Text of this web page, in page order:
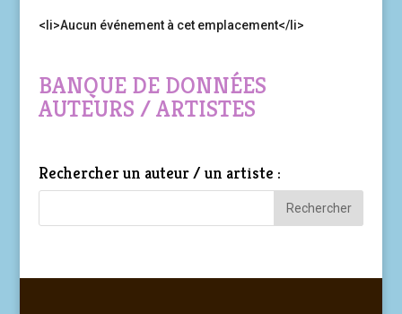
<li>Aucun événement à cet emplacement</li>
BANQUE DE DONNÉES
AUTEURS / ARTISTES
Rechercher un auteur / un artiste :